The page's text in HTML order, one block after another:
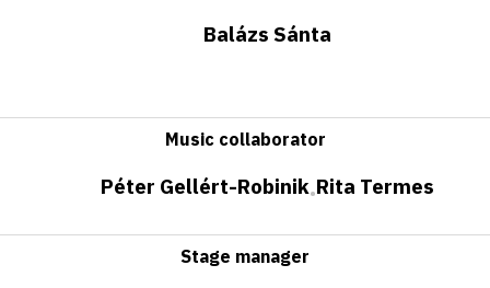
Balázs Sánta
Music collaborator
Péter Gellért-Robinik•Rita Termes
Stage manager